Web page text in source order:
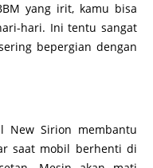
yang irit, kamu bisa
hari. Ini tentu sangat
bepergian dengan
New Sirion membantu
saat mobil berhenti di